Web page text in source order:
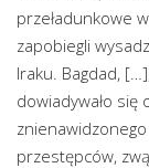
przeładunkowe
zapobiegli
Iraku. Bagdad,
dowiadywało się
przestępców,